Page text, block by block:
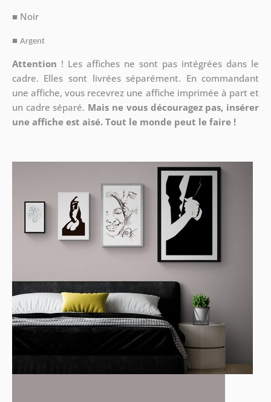
■ Noir
■ Argent
Attention ! Les affiches ne sont pas intégrées dans le
cadre. Elles sont livrées séparément. En commandant
une affiche, vous recevrez une affiche imprimée à part et
un cadre séparé. Mais ne vous découragez pas, insérer
une affiche est aisé. Tout le monde peut le faire !